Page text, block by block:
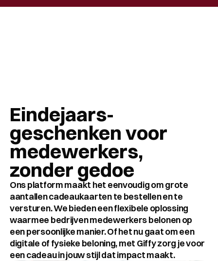
Eindejaars-
geschenken voor
medewerkers,
zonder gedoe
Ons platform maakt het eenvoudig om grote
aantallen cadeaukaarten te bestellen en te
versturen. We bieden een flexibele oplossing
waarmee bedrijven medewerkers belonen op
een persoonlijke manier. Of het nu gaat om een
digitale of fysieke beloning, met Giffy zorg je voor
een cadeau in jouw stijl dat impact maakt.